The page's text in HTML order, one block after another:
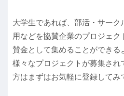
大学生であれば、部活・サーク
用などを協賛企業のプロジェク
賛金として集めることができる
様々なプロジェクトが募集され
方はまずはお気軽に登録してみ